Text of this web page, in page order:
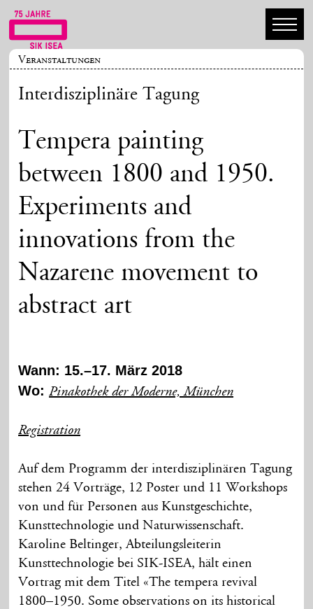
Veranstaltungen
Interdisziplinäre Tagung
Tempera painting
between 1800 and 1950.
Experiments and
innovations from the
Nazarene movement to
abstract art
Wann: 15.–17. März 2018
Wo: Pinakothek der Moderne, München
Registration
Auf dem Programm der interdisziplinären Tagung
stehen 24 Vorträge, 12 Poster und 11 Workshops
von und für Personen aus Kunstgeschichte,
Kunsttechnologie und Naturwissenschaft.
Karoline Beltinger, Abteilungsleiterin
Kunsttechnologie bei SIK-ISEA, hält einen
Vortrag mit dem Titel «The tempera revival
1800–1950. Some observations on its historical